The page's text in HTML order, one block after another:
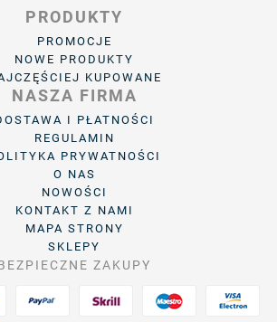
PRODUKTY
PROMOCJE
NOWE PRODUKTY
KUPOWANE
NASZA FIRMA
I PŁATNOŚCI
REGULAMIN
PRYWATNOŚCI
O NAS
NOWOŚCI
KONTAKT Z NAMI
MAPA STRONY
SKLEPY
ZAKUPY